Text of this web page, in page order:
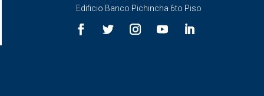
Edificio Banco Pichincha 6to Piso